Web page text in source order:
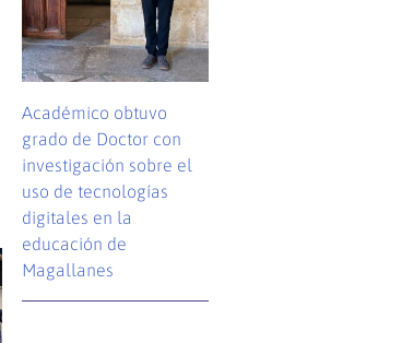
Académico obtuvo
grado de Doctor con
investigación sobre el
uso de tecnologías
digitales en la
educación de
Magallanes